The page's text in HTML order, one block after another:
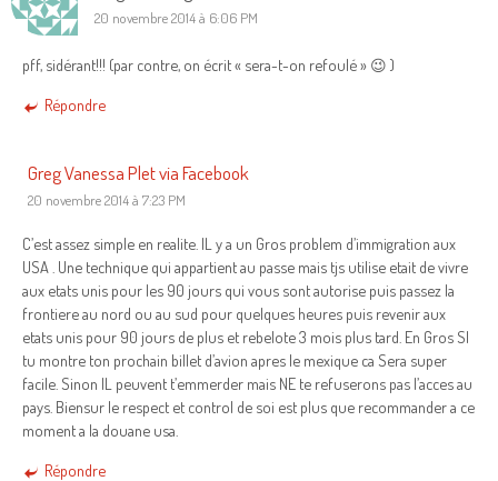
20 novembre 2014 à 6:06 PM
pff, sidérant!!! (par contre, on écrit « sera-t-on refoulé » 😉 )
Répondre
Greg Vanessa Plet via Facebook
20 novembre 2014 à 7:23 PM
C’est assez simple en realite. IL y a un Gros problem d’immigration aux
USA . Une technique qui appartient au passe mais tjs utilise etait de vivre
aux etats unis pour les 90 jours qui vous sont autorise puis passez la
frontiere au nord ou au sud pour quelques heures puis revenir aux
etats unis pour 90 jours de plus et rebelote 3 mois plus tard. En Gros SI
tu montre ton prochain billet d’avion apres le mexique ca Sera super
facile. Sinon IL peuvent t’emmerder mais NE te refuserons pas l’acces au
pays. Biensur le respect et control de soi est plus que recommander a ce
moment a la douane usa.
Répondre